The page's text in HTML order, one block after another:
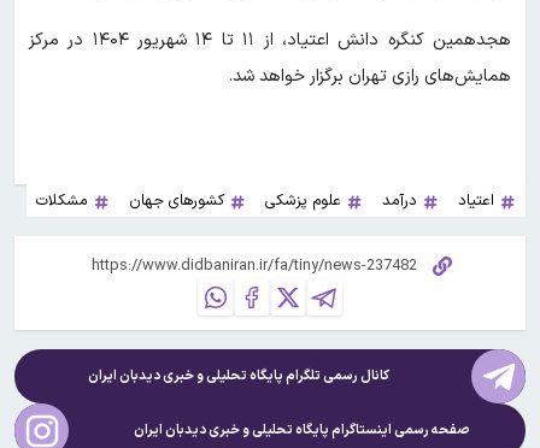
هجدهمین کنگره دانش اعتیاد، از ۱۱ تا ۱۴ شهریور ۱۴۰۴ در مرکز
همایش‌های رازی تهران برگزار خواهد شد.
اعتیاد درآمد علوم پزشکی کشورهای جهان مشکلات
کانال رسمی تلگرام پایگاه تحلیلی و خبریدیدبان ایران
صفحه رسمی اینستاگرام پایگاه تحلیلی و خبریدیدبان ایران